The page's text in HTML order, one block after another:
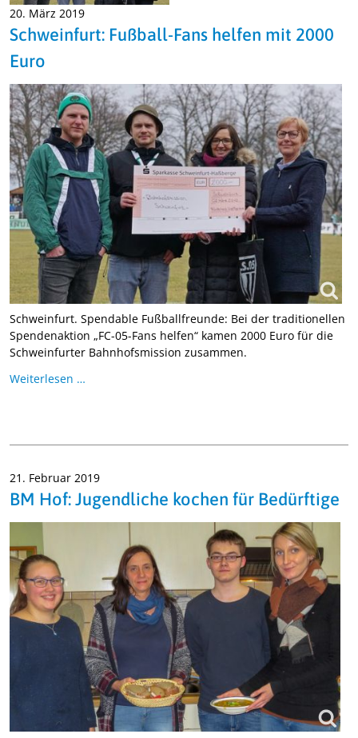
20. März 2019
Schweinfurt: Fußball-Fans helfen mit 2000
Euro
Schweinfurt. Spendable Fußballfreunde: Bei der traditionellen
Spendenaktion „FC-05-Fans helfen“ kamen 2000 Euro für die
Schweinfurter Bahnhofsmission zusammen.
Weiterlesen …
21. Februar 2019
BM Hof: Jugendliche kochen für Bedürftige